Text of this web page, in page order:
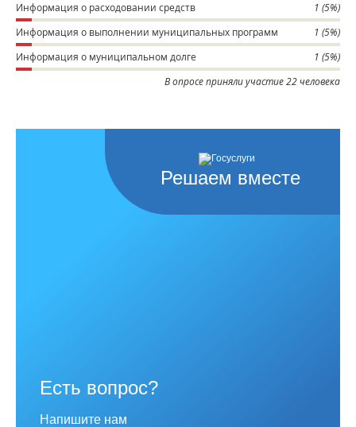
1 (5%)
Информация о расходовании средств
1 (5%)
Информация о выполнении муниципальных программ
1 (5%)
Информация о муниципальном долге
В опросе приняли участие 22 человека
Решаем вместе
Есть вопрос?
Напишите нам